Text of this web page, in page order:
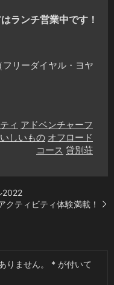
ランチ営業中です！
リーダイヤル・ヨヤ
ィ アドベンチャーフ
しいもの オフロード
コース 貸別荘
2022
クティビティ体験満載！
りません。 * が付いて